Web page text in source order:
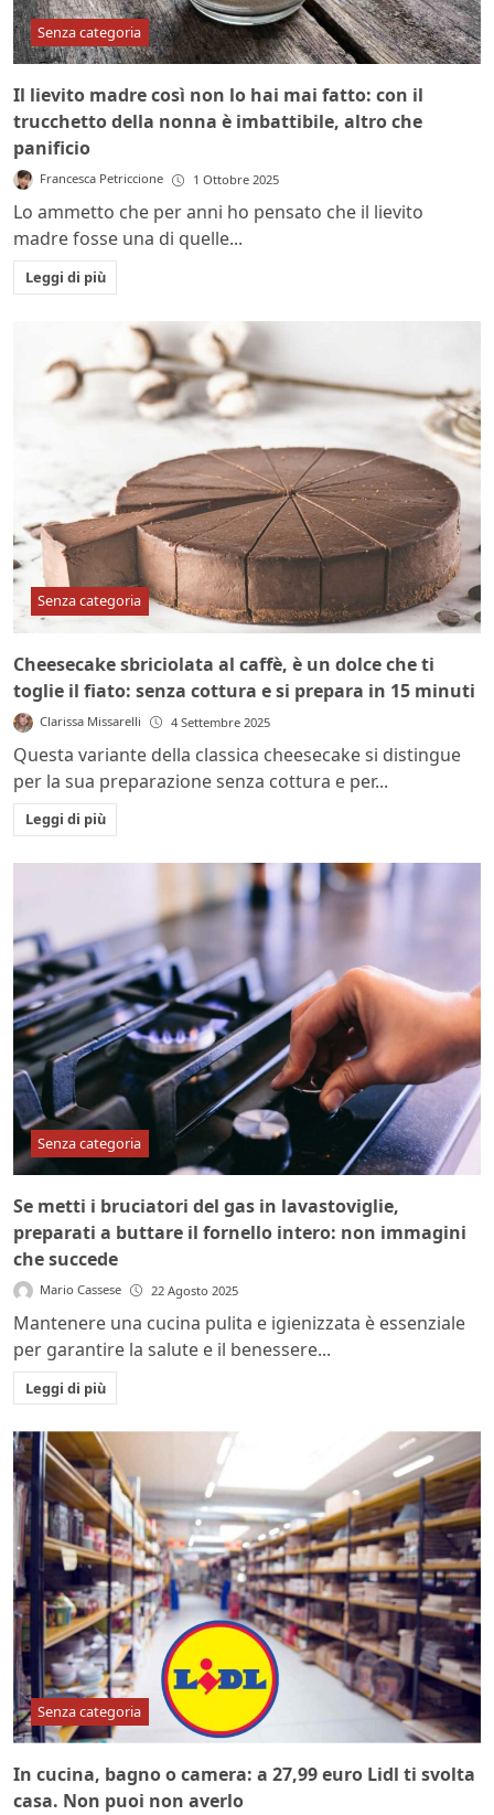
Senza categoria
Il lievito madre così non lo hai mai fatto: con il
trucchetto della nonna è imbattibile, altro che
panificio
Francesca Petriccione 1 Ottobre 2025
Lo ammetto che per anni ho pensato che il lievito
madre fosse una di quelle...
Leggi di più
Senza categoria
Cheesecake sbriciolata al caffè, è un dolce che ti
toglie il fiato: senza cottura e si prepara in 15 minuti
Clarissa Missarelli 4 Settembre 2025
Questa variante della classica cheesecake si distingue
per la sua preparazione senza cottura e per...
Leggi di più
Senza categoria
Se metti i bruciatori del gas in lavastoviglie,
preparati a buttare il fornello intero: non immagini
che succede
Mario Cassese 22 Agosto 2025
Mantenere una cucina pulita e igienizzata è essenziale
per garantire la salute e il benessere...
Leggi di più
Senza categoria
In cucina, bagno o camera: a 27,99 euro Lidl ti svolta
casa. Non puoi non averlo